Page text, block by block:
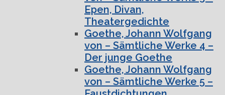
Epen, Divan,
Theatergedichte
Goethe, Johann Wolfgang
von – Sämtliche Werke 4 –
Der junge Goethe
Goethe, Johann Wolfgang
von – Sämtliche Werke 5 –